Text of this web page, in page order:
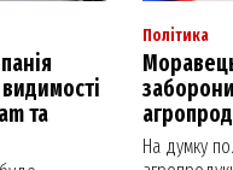
та
Політика
На думку